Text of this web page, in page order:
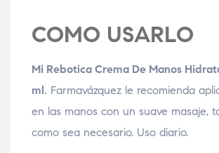
COMO USARLO
Mi Rebotica Crema De Manos
ml. Farmavázquez le recomienda
en las manos con un suave masaje,
como sea necesario. Uso diario.